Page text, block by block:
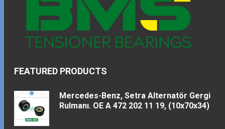
FEATURED PRODUCTS
Mercedes-Benz, Setra Alternatör Gergi
Rulmanı. OE A 472 202 11 19, (10x70x34)